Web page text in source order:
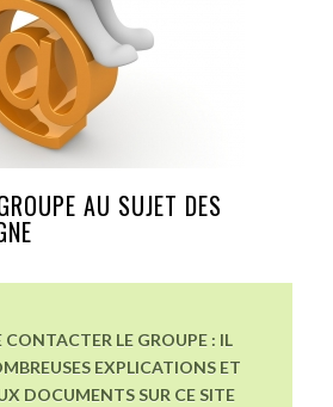
AU SUJET DES
LE GROUPE : IL
EXPLICATIONS ET
DOCUMENTS SUR CE SITE